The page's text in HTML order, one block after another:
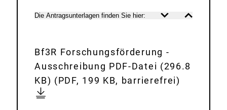
c
u
n
g
Die Antragsunterlagen finden Sie hier:
Inhalt
Inhalt
D
o
w
n
Bf3R Forschungsförderung -
Ausschreibung PDF-Datei (296.8
KB) b
(PDF, 199 KB, barrierefrei)